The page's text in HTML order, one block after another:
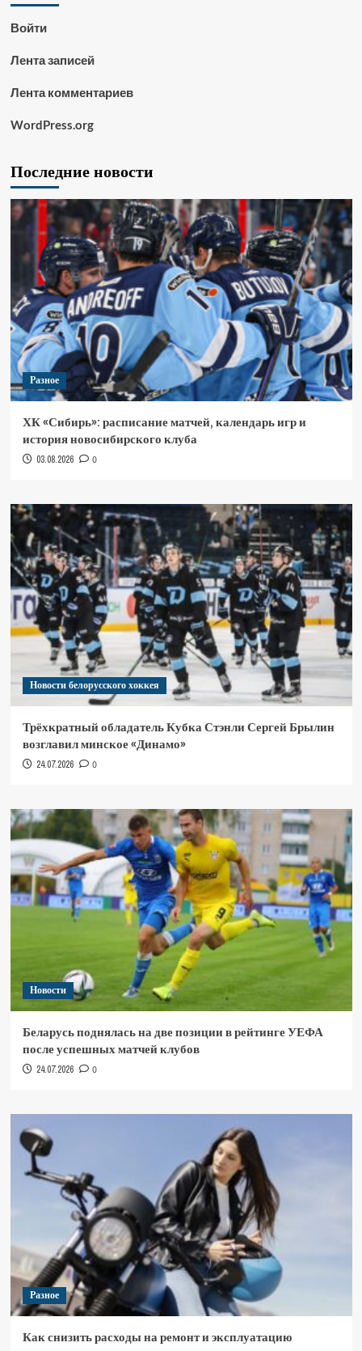
Войти
Лента записей
Лента комментариев
WordPress.org
Последние новости
Разное
ХК «Сибирь»: расписание матчей, календарь игр и
история новосибирского клуба
03.08.2026 0
Новости белорусского хоккея
Трёхкратный обладатель Кубка Стэнли Сергей Брылин
возглавил минское «Динамо»
24.07.2026 0
Новости
Беларусь поднялась на две позиции в рейтинге УЕФА
после успешных матчей клубов
24.07.2026 0
Разное
Как снизить расходы на ремонт и эксплуатацию